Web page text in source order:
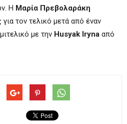
Η Μαρία Πρεβολαράκη
τον τελικό μετά από έναν
με την Husyak Iryna από